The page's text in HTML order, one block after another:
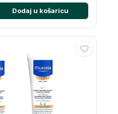
Dodaj u košaricu